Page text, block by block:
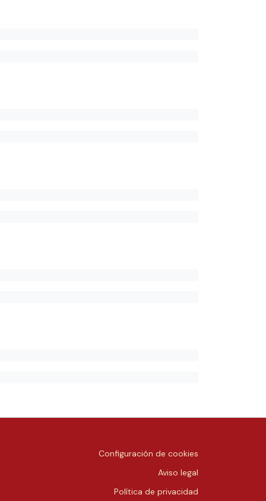
Configuración de cookies
Aviso legal
Política de privacidad